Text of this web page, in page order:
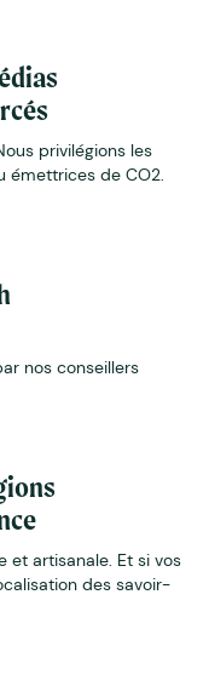
privilégions les
émettrices de CO2.
nos conseillers
et artisanale. Et si vos
des savoir-